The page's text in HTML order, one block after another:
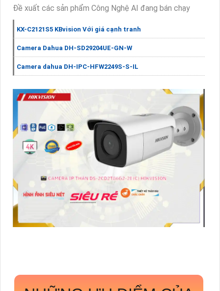
Đề xuất các sản phẩm Công Nghệ AI đang bán chạy
KX-C2121S5 KBvision Với giá cạnh tranh
Camera Dahua DH-SD29204UE-GN-W
Camera dahua DH-IPC-HFW2249S-S-IL